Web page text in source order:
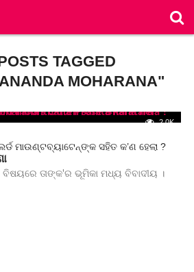
TAGGED
MOHARANA"
2.0K
ମାଉଣ୍ଟବ୍ୟାଟେନ୍‌ଙ୍କ ସହିତ କ’ଣ ହେଲା ?
ବିଷୟରେ ତାଙ୍କ'ର ଭୂମିକା ମଧ୍ୟ ବିବାଦୀୟ ।